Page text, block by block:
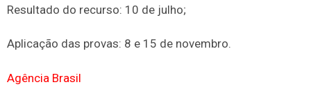
Resultado do recurso: 10 de julho;
Aplicação das provas: 8 e 15 de novembro.
Agência Brasil